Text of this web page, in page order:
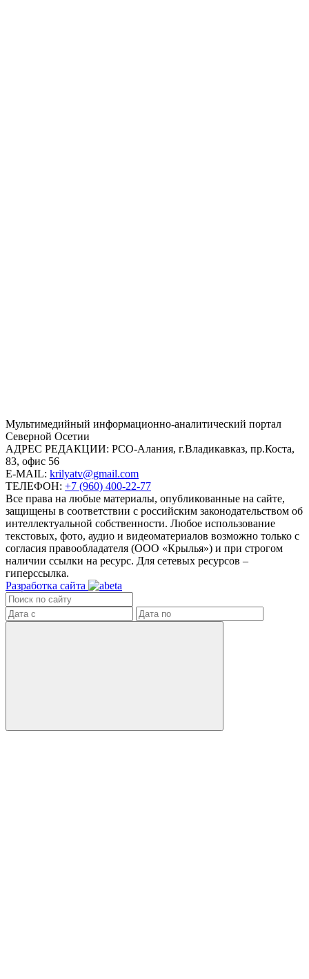
Mультимедийный информационно-аналитический портал
Северной Осетии
АДРЕС РЕДАКЦИИ: РСО-Алания, г.Владикавказ, пр.Коста,
83, офис 56
E-MAIL: krilyatv@gmail.com
ТЕЛЕФОН: +7 (960) 400-22-77
Все права на любые материалы, опубликованные на сайте,
защищены в соответствии с российским законодательством об
интеллектуальной собственности. Любое использование
текстовых, фото, аудио и видеоматериалов возможно только с
согласия правообладателя (ООО «Крылья») и при строгом
наличии ссылки на ресурс. Для сетевых ресурсов –
гиперссылка.
Разработка сайта